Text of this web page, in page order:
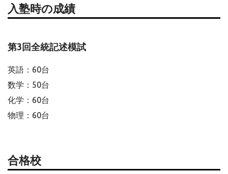
入塾時の成績
第3回全統記述模試
英語：60台
数学：50台
化学：60台
物理：60台
合格校